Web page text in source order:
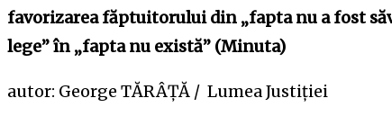
favorizarea făptuitorului din „fapta nu a fost
lege” în „fapta nu există” (Minuta)
autor: George TĂRÂȚĂ / Lumea Justiției